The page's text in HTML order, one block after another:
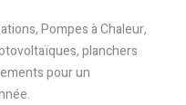
Pompes à Chaleur,
planchers
pour un